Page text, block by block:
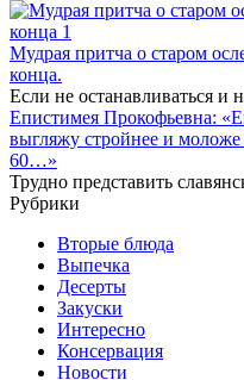
Мудрая притча о старом
конца.
Если не останавливаться и
Епистимея Прокофьевна:
выгляжу стройнее и моложе
60…»
Трудно представить
Рубрики
Вторые блюда
Выпечка
Десерты
Закуски
Интересно
Консервация
Новости